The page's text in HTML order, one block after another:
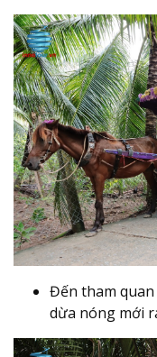
Đến tham
dừa nóng mới